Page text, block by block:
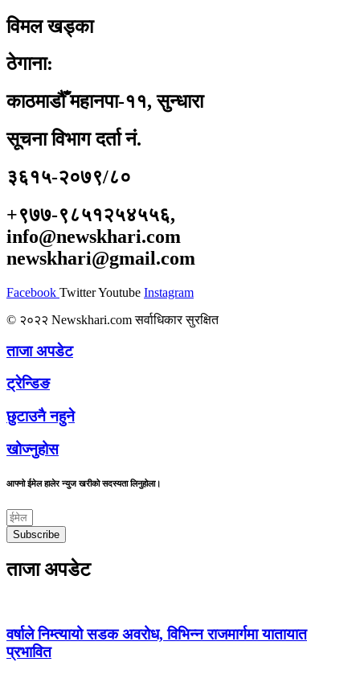
विमल खड्का
ठेगाना:
काठमाडौँ महानपा-११, सुन्धारा
सूचना विभाग दर्ता नं.
३६१५-२०७९/८०
+९७७-९८५१२५४५५६,
info@newskhari.com
newskhari@gmail.com
Facebook TwitterYoutube Instagram
© २०२२ Newskhari.com सर्वाधिकार सुरक्षित
ताजा अपडेट
ट्रेन्डिङ
छुटाउनै नहुने
खोज्नुहोस
आफ्नो ईमेल हालेर न्युज खरीको सदस्यता लिनुहोला।
Subscribe
ताजा अपडेट
वर्षाले निम्त्यायो सडक अवरोध, विभिन्न राजमार्गमा यातायात
प्रभावित